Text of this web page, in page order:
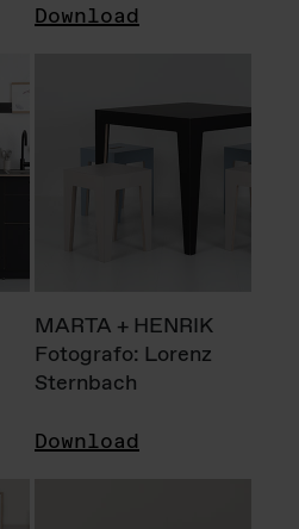
Download
MARTA + HENRIK
Fotografo: Lorenz
Sternbach
Download